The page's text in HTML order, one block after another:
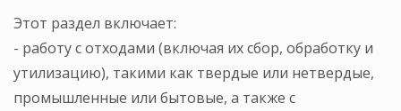
Этот раздел включает:
- работу с отходами (включая их сбор, обработку и
утилизацию), такими как твердые или нетвердые,
промышленные или бытовые, а также с